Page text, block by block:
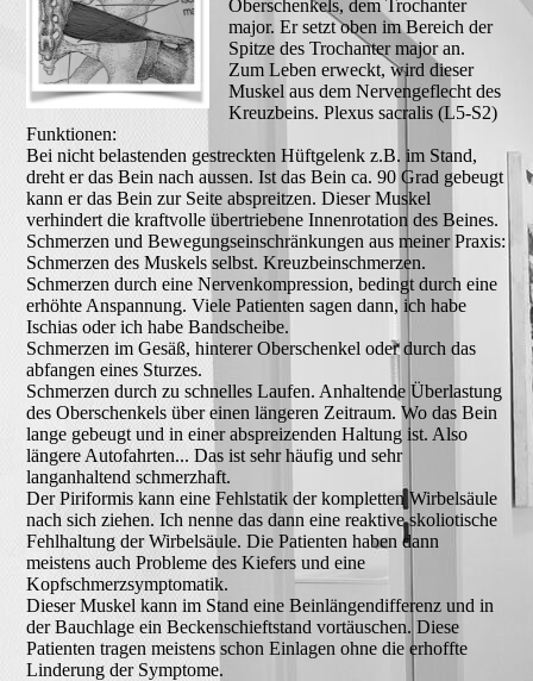
Oberschenkels, dem Trochanter
major. Er setzt oben im Bereich der
Spitze des Trochanter major an.
Zum Leben erweckt, wird dieser
Muskel aus dem Nervengeflecht des
Kreuzbeins. Plexus sacralis (L5-S2)
Funktionen:
Bei nicht belastenden gestreckten Hüftgelenk z.B. im Stand,
dreht er das Bein nach aussen. Ist das Bein ca. 90 Grad gebeugt
kann er das Bein zur Seite abspreitzen. Dieser Muskel
verhindert die kraftvolle übertriebene Innenrotation des Beines.
Schmerzen und Bewegungseinschränkungen aus meiner Praxis:
Schmerzen des Muskels selbst. Kreuzbeinschmerzen.
Schmerzen durch eine Nervenkompression, bedingt durch eine
erhöhte Anspannung. Viele Patienten sagen dann, ich habe
Ischias oder ich habe Bandscheibe.
Schmerzen im Gesäß, hinterer Oberschenkel oder durch das
abfangen eines Sturzes.
Schmerzen durch zu schnelles Laufen. Anhaltende Überlastung
des Oberschenkels über einen längeren Zeitraum. Wo das Bein
lange gebeugt und in einer abspreizenden Haltung ist. Also
längere Autofahrten... Das ist sehr häufig und sehr
langanhaltend schmerzhaft.
Der Piriformis kann eine Fehlstatik der kompletten Wirbelsäule
nach sich ziehen. Ich nenne das dann eine reaktive skoliotische
Fehlhaltung der Wirbelsäule. Die Patienten haben dann
meistens auch Probleme des Kiefers und eine
Kopfschmerzsymptomatik.
Dieser Muskel kann im Stand eine Beinlängendifferenz und in
der Bauchlage ein Beckenschieftstand vortäuschen. Diese
Patienten tragen meistens schon Einlagen ohne die erhoffte
Linderung der Symptome.